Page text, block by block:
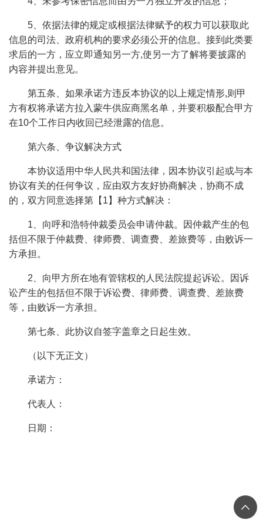
5、依据法律的规定或根据法律赋予的权力可以获取此
信息的司法、政府机构的要求必须公开的信息。接到此类要
求后的一方，应立即通知另一方,使另一方了解将要披露的
内容并提出意见。
第五条、如果承诺方违反本协议的以上规定情形,则甲
方有权将承诺方拉入蒙牛供应商黑名单，并要积极配合甲方
在10个工作日内收回已经泄露的信息。
第六条、争议解决方式
本协议适用中华人民共和国法律，因本协议引起或与本
协议有关的任何争议，应由双方友好协商解决，协商不成
的，双方同意选择第【1】种方式解决：
1、向呼和浩特仲裁委员会申请仲裁。因仲裁产生的包
括但不限于仲裁费、律师费、调查费、差旅费等，由败诉一
方承担。
2、向甲方所在地有管辖权的人民法院提起诉讼。因诉
讼产生的包括但不限于诉讼费、律师费、调查费、差旅费
等，由败诉一方承担。
第七条、此协议自签字盖章之日起生效。
（以下无正文）
承诺方：
代表人：
日期：